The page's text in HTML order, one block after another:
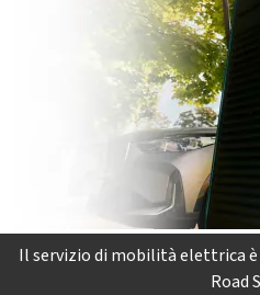
Il servizio di mobilità elettrica
Road